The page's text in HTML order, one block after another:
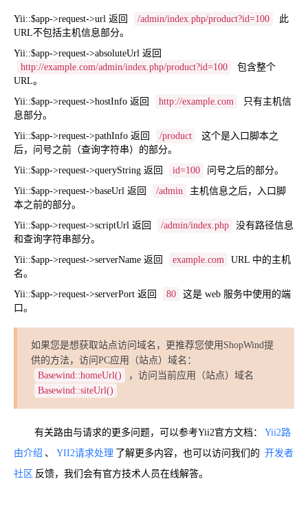
Yii::$app->request->url 返回 /admin/index.php/product?id=100
此
URL不包括主机信息部分。
Yii::$app->request->absoluteUrl 返回
http://example.com/admin/index.php/product?id=100
包含整个
URL。
Yii::$app->request->hostInfo 返回 http://example.com
只有主机信
息部分。
Yii::$app->request->pathInfo 返回 /product
这个是入口脚本之
后，问号之前（查询字符串）的部分。
Yii::$app->request->queryString 返回 id=100
问号之后的部分。
Yii::$app->request->baseUrl 返回 /admin
主机信息之后，入口脚
本之前的部分。
Yii::$app->request->scriptUrl 返回 /admin/index.php
没有路径信息
和查询字符串部分。
Yii::$app->request->serverName 返回 example.com
URL 中的主机
名。
Yii::$app->request->serverPort 返回 80
这是 web 服务中使用的端
口。
如果您是想获取站点访问域名，更推荐您使用ShopWind提
供的方法，访问PC应用（站点）域名：
Basewind::homeUrl()
，访问当前应用（站点）域名
Basewind::siteUrl()
有关路由与请求的更多问题，可以参考Yii2官方文档：
Yii2路
由介绍 、 YII2请求处理 了解更多内容，也可以访问我们的 开发者
社区 反馈，我们会有官方技术人员在线解答。